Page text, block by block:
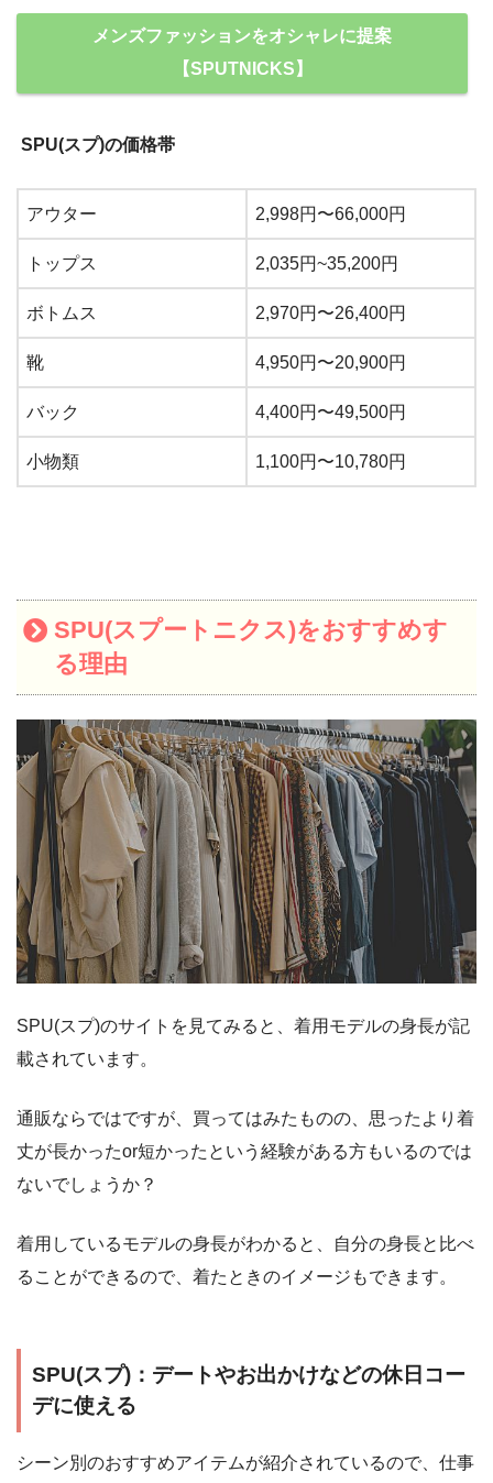
メンズファッションをオシャレに提案
【SPUTNICKS】
SPU(スプ)の価格帯
アウター 2,998円〜66,000円
トップス 2,035円~35,200円
ボトムス 2,970円〜26,400円
靴 4,950円〜20,900円
バック 4,400円〜49,500円
小物類 1,100円〜10,780円
SPU(スプートニクス)をおすすめす
る理由
SPU(スプ)のサイトを見てみると、着用モデルの身長が記
載されています。
通販ならではですが、買ってはみたものの、思ったより着
丈が長かったor短かったという経験がある方もいるのでは
ないでしょうか？
着用しているモデルの身長がわかると、自分の身長と比べ
ることができるので、着たときのイメージもできます。
SPU(スプ)：デートやお出かけなどの休日コー
デに使える
シーン別のおすすめアイテムが紹介されているので、仕事